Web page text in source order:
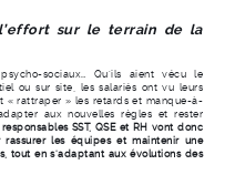
sur le terrain de la
sociaux… Qu’ils aient vécu le
ou sur site, les salariés ont vu leurs
« rattraper » les retards et manque-à-
aux nouvelles règles et rester
responsables SST, QSE et RH vont donc
les équipes et maintenir une
tout en s’adaptant aux évolutions des